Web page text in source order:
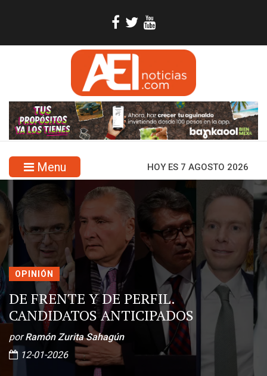
Menu HOY ES 7 AGOSTO 2026
OPINIÓN
DE FRENTE Y DE PERFIL.
CANDIDATOS ANTICIPADOS
porRamón Zurita Sahagún
12-01-2026